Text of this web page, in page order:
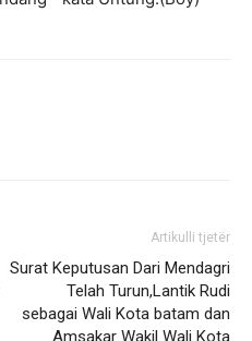
Artikulli tjetër
Surat Keputusan Dari Mendagri
Telah Turun,Lantik Rudi
sebagai Wali Kota batam dan